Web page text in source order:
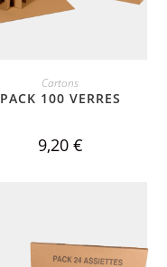
ADD TO CART
Cartons
PACK 100 VERRES
9,20 €